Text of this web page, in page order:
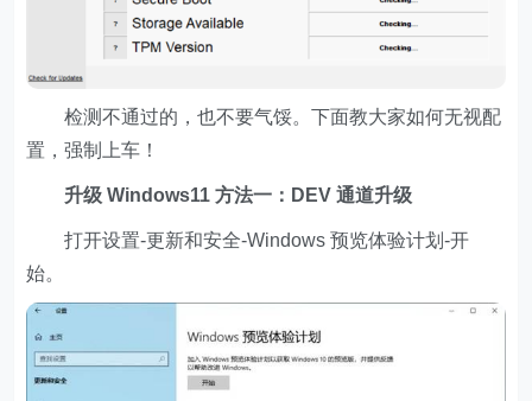
检测不通过的，也不要气馁。下面教大家如何无视配
置，强制上车！
升级 Windows11 方法一：DEV 通道升级
打开设置-更新和安全-Windows 预览体验计划-开
始。